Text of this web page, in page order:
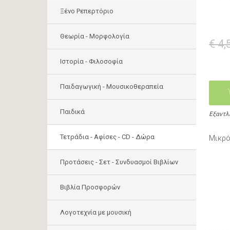
Ξένο Ρεπερτόριο
Θεωρία - Μορφολογία
Ιστορία - Φιλοσοφία
Παιδαγωγική - Μουσικοθεραπεία
Παιδικά
Τετράδια - Αφίσες - CD - Δώρα
Προτάσεις - Σετ - Συνδυασμοί Βιβλίων
Βιβλία Προσφορών
Λογοτεχνία με μουσική
€